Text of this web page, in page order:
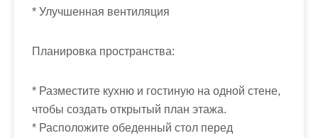
* Улучшенная вентиляция
Планировка пространства:
* Разместите кухню и гостиную на одной стене,
чтобы создать открытый план этажа.
* Расположите обеденный стол перед